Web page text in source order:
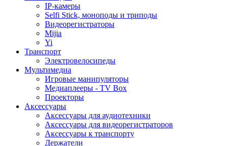
IP-камеры
Selfi Stick, моноподы и триподы
Видеорегистраторы
Mijia
Yi
Транспорт
Электровелосипеды
Мультимедиа
Игровые манипуляторы
Медиаплееры - TV Box
Проекторы
Аксессуары
Аксессуары для аудиотехники
Аксессуары для видеорегистраторов
Аксессуары к транспорту
Держатели